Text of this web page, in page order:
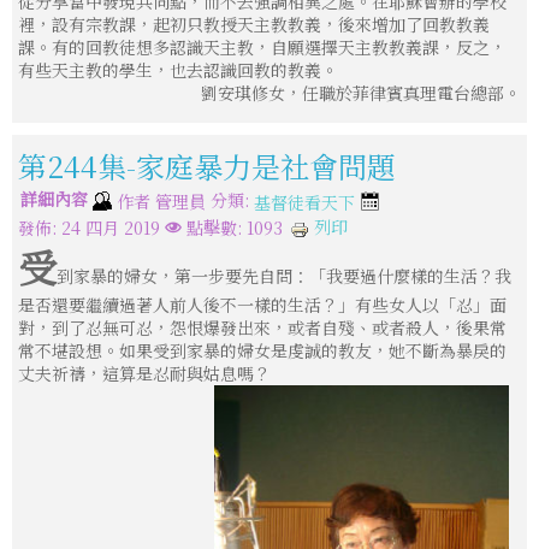
裡，設有宗教課，起初只教授天主教教義，後來增加了回教教義
課。有的回教徒想多認識天主教，自願選擇天主教教義課，反之，
有些天主教的學生，也去認識回教的教義。
劉安琪修女，任職於菲律賓真理電台總部。
第244集-家庭暴力是社會問題
詳細內容 作者 管理員 分類: 基督徒看天下
發佈: 24 四月 2019
點擊數: 1093 列印
受到家暴的婦女，第一步要先自問：「我要過什麼樣的生活？我
是否還要繼續過著人前人後不一樣的生活？」有些女人以「忍」面
對，到了忍無可忍，怨恨爆發出來，或者自殘、或者殺人，後果常
常不堪設想。如果受到家暴的婦女是虔誠的教友，她不斷為暴戾的
丈夫祈禱，這算是忍耐與姑息嗎？